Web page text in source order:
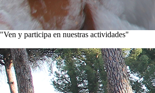
"Ven y participa en nuestras actividades"